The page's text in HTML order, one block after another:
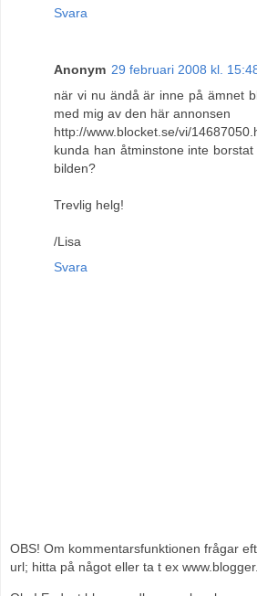
Svara
Anonym 29 februari 2008 kl.
när vi nu ändå är inne på ämnet
med mig av den här annonsen
http://www.blocket.se/vi/
kunda han åtminstone inte
bilden?
Trevlig helg!
/Lisa
Svara
OBS! Om kommentarsfunktionen frågar
url; hitta på något eller ta t ex